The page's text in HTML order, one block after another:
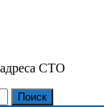
СТО
Поиск